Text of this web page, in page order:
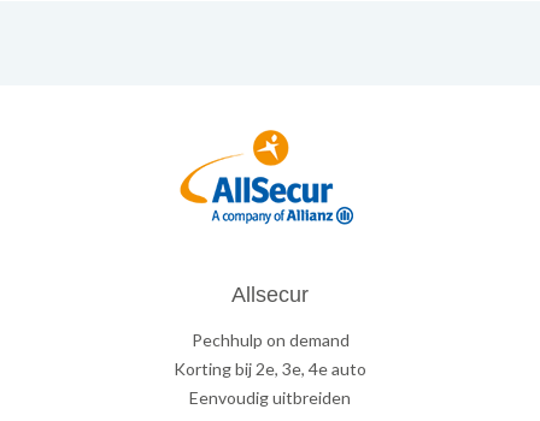
Allsecur
Pechhulp on demand
Korting bij 2e, 3e, 4e auto
Eenvoudig uitbreiden